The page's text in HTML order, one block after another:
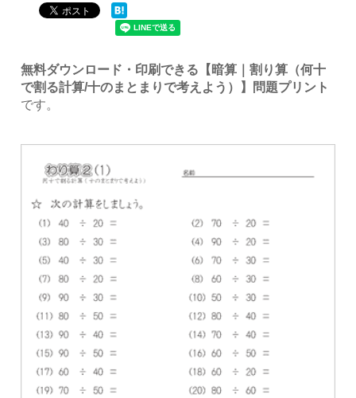
無料ダウンロード・印刷できる【暗算｜割り算（何十
で割る計算/十のまとまりで考えよう）】問題プリント
です。